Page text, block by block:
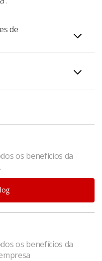
de
de proteção da
os benefícios da
os benefícios da